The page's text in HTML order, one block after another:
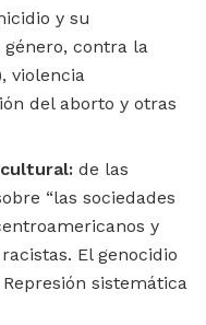
y su
contra la
violencia
del aborto y otras
de las
“las sociedades
y
El genocidio
sistemática